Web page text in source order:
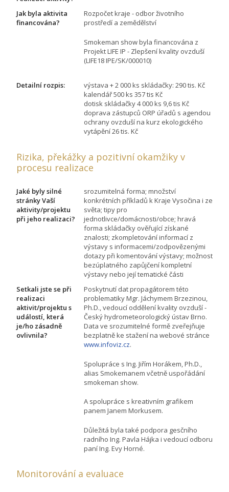
Jak byla aktivita
financována?
Rozpočet kraje - odbor životního
prostředí a zemědělství
Smokeman show byla financována z
Projekt LIFE IP - Zlepšení kvality ovzduší
(LIFE18 IPE/SK/000010)
Detailní rozpis:
výstava + 2 000 ks skládačky: 290 tis. Kč
kalendář 500 ks 357 tis Kč
dotisk skládačky 4 000 ks 9,6 tis Kč
doprava zástupců ORP úřadů s agendou
ochrany ovzduší na kurz ekologického
vytápění 26 tis. Kč
Rizika, překážky a pozitivní okamžiky v
procesu realizace
Jaké byly silné
stránky Vaší
aktivity/projektu
při jeho realizaci?
srozumitelná forma; množství
konkrétních příkladů k Kraje Vysočina i ze
světa; tipy pro
jednotlivce/domácnosti/obce; hravá
forma skládačky ověřující získané
znalosti; zkompletování informací z
výstavy s informacemi/zodpovězenými
dotazy při komentování výstavy; možnost
bezúplatného zapůjčení kompletní
výstavy nebo její tematické části
Setkali jste se při
realizaci
aktivit/projektu s
událostí, která
je/ho zásadně
ovlivnila?
Poskytnutí dat propagátorem této
problematiky Mgr. Jáchymem Brzezinou,
Ph.D., vedoucí oddělení kvality ovzduší -
Český hydrometeorologický ústav Brno.
Data ve srozumitelné formě zveřejňuje
bezplatně ke stažení na webové stránce
www.infoviz.cz.
Spolupráce s Ing. Jiřím Horákem, Ph.D.,
alias Smokemanem včetně uspořádání
smokeman show.
A spolupráce s kreativním grafikem
panem Janem Morkusem.
Důležitá byla také podpora gesčního
radního Ing. Pavla Hájka i vedoucí odboru
paní Ing. Evy Horné.
Monitorování a evaluace